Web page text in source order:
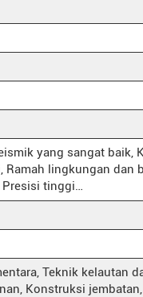
yang sangat baik,
lingkungan dan
Presisi tinggi…
Teknik kelautan
Konstruksi